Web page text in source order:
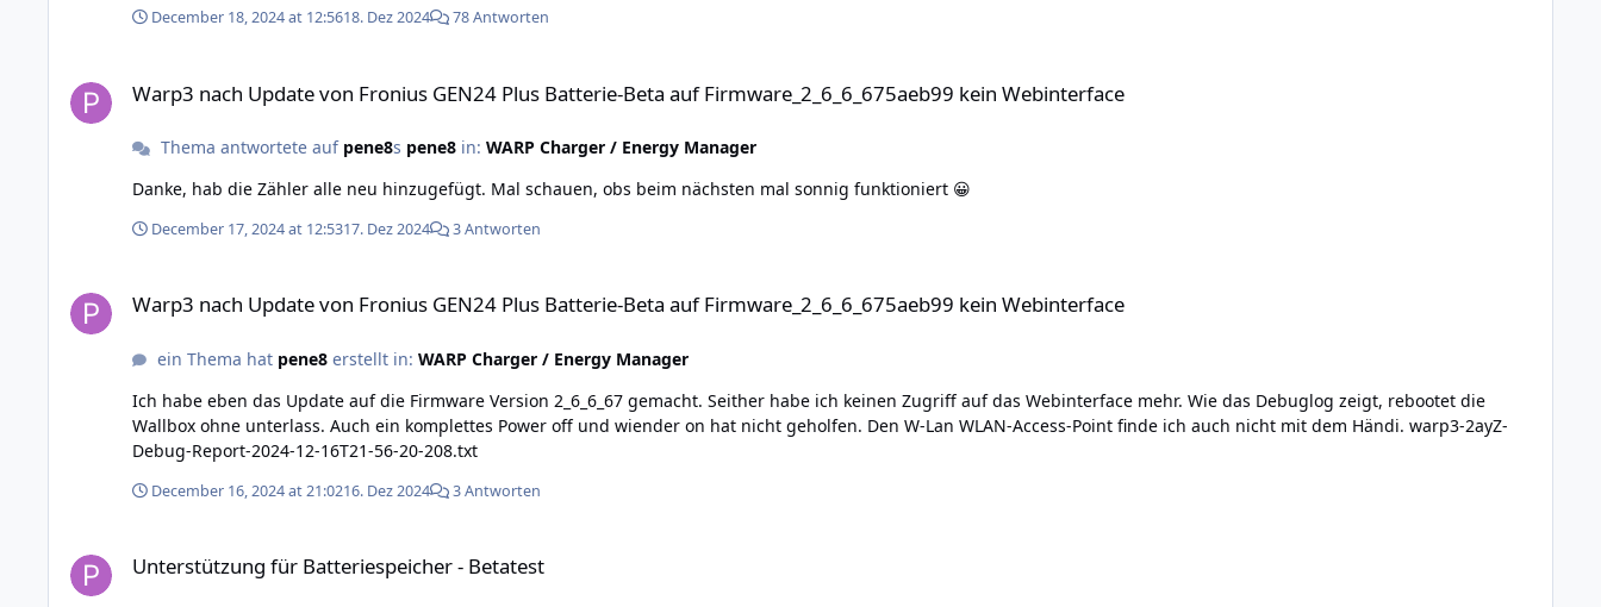
December 18, 2024 at 12:5618. Dez 2024 78 Antworten
Warp3 nach Update von Fronius GEN24 Plus Batterie-Beta auf Firmware_2_6_6_675aeb99 kein Webinterface
Thema antwortete auf pene8s pene8in: WARP Charger / Energy Manager
Danke, hab die Zähler alle neu hinzugefügt. Mal schauen, obs beim nächsten mal sonnig funktioniert 😀
December 17, 2024 at 12:5317. Dez 2024 3 Antworten
Warp3 nach Update von Fronius GEN24 Plus Batterie-Beta auf Firmware_2_6_6_675aeb99 kein Webinterface
ein Thema hat pene8erstellt in: WARP Charger / Energy Manager
Ich habe eben das Update auf die Firmware Version 2_6_6_67 gemacht. Seither habe ich keinen Zugriff auf das Webinterface mehr. Wie das Debuglog zeigt, rebootet die
Wallbox ohne unterlass. Auch ein komplettes Power off und wiender on hat nicht geholfen. Den W-Lan WLAN-Access-Point finde ich auch nicht mit dem Händi. warp3-2ayZ-
Debug-Report-2024-12-16T21-56-20-208.txt
December 16, 2024 at 21:0216. Dez 2024 3 Antworten
Unterstützung für Batteriespeicher - Betatest